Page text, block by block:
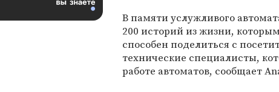
В памяти услужливого
200 историй из жизни,
способен поделиться с
технические специалисты,
работе автоматов, сообщает